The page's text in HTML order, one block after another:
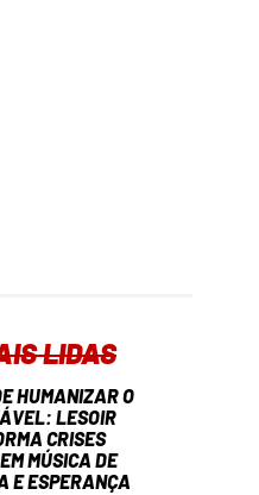
LIDAS
HUMANIZAR O
LESOIR
CRISES
MÚSICA DE
E ESPERANÇA